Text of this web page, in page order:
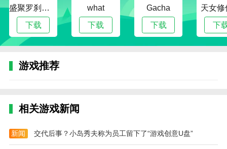
之证，功勋。
充值绿币一定要留好!除了买月卡，不要花在任何
地方!因为对于零氪玩家，获得充值绿币的唯一手段就
赠送绿币用来抽英雄祭台的三联抽，或者刷竞技
霸者之证用来兑换紫色英雄或蓝色的雷神之锤，推
功勋用来英雄进阶，功勋积攒的速度很慢，只给你
盛聚罗刹中变传奇
下载
what
下载
Gacha
下载
天女修
下
游戏推荐
相关游戏新闻
新闻 交代后事？小岛秀夫称为员工留下了“游戏创意U盘”